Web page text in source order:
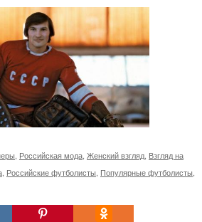
Российская мода Женский взгляд Взгляд на
Российские футболисты Популярные футболисты